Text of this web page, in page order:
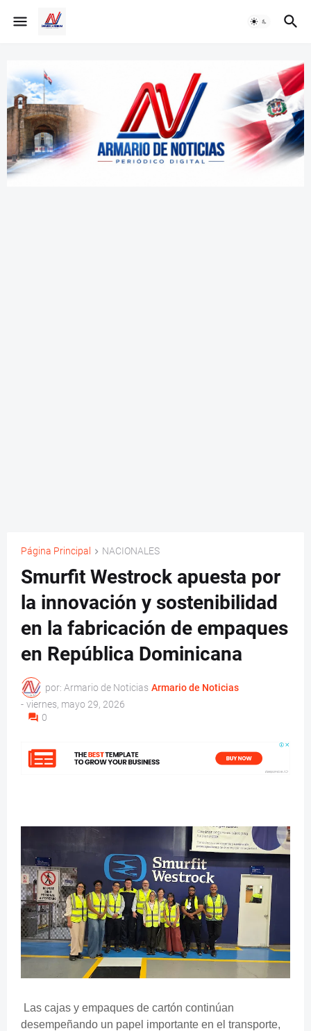
Página Principal NACIONALES
Smurfit Westrock apuesta por
la innovación y sostenibilidad
en la fabricación de empaques
en República Dominicana
por: Armario de Noticias Armario de Noticias
- viernes, mayo 29, 2026
0
Las cajas y empaques de cartón continúan
desempeñando un papel importante en el transporte,